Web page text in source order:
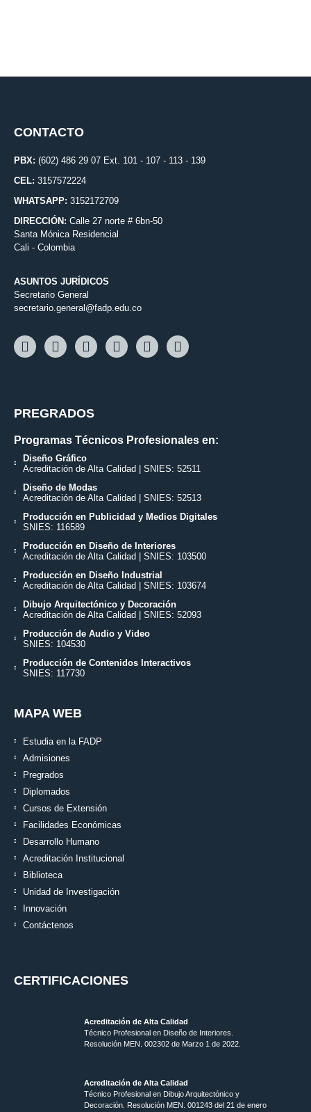
CONTACTO
PBX: (602) 486 29 07 Ext. 101 - 107 - 113 - 139
CEL: 3157572224
WHATSAPP: 3152172709
DIRECCIÓN: Calle 27 norte # 6bn-50
Santa Mónica Residencial
Cali - Colombia
ASUNTOS JURÍDICOS
Secretario General
secretario.general@fadp.edu.co
PREGRADOS
Programas Técnicos Profesionales en:
Diseño Gráfico
Acreditación de Alta Calidad | SNIES: 52511
Diseño de Modas
Acreditación de Alta Calidad | SNIES: 52513
Producción en Publicidad y Medios Digitales
SNIES: 116589
Producción en Diseño de Interiores
Acreditación de Alta Calidad | SNIES: 103500
Producción en Diseño Industrial
Acreditación de Alta Calidad | SNIES: 103674
Dibujo Arquitectónico y Decoración
Acreditación de Alta Calidad | SNIES: 52093
Producción de Audio y Video
SNIES: 104530
Producción de Contenidos Interactivos
SNIES: 117730
MAPA WEB
Estudia en la FADP
Admisiones
Pregrados
Diplomados
Cursos de Extensión
Facilidades Económicas
Desarrollo Humano
Acreditación Institucional
Biblioteca
Unidad de Investigación
Innovación
Contáctenos
CERTIFICACIONES
Acreditación de Alta Calidad
Técnico Profesional en Diseño de Interiores.
Resolución MEN. 002302 de Marzo 1 de 2022.
Acreditación de Alta Calidad
Técnico Profesional en Dibujo Arquitectónico y
Decoración. Resolución MEN. 001243 del 21 de enero